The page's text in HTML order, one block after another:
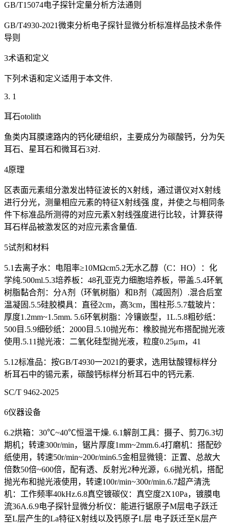
GB/T15074电子探针定量分析方法通则
GB/T4930-2021微束分析电子探针显微分析标准样品技术条件
导则
3术语和定义
下列术语和定义适用于本文件.
3. 1
耳石otolith
鱼类内耳膜速路内的钙化硬组织，主要成分为碳酸钙，分为矢
耳石、星耳石和微耳石3对.
4原理
区表面元素组分激发出特征波长的X射线，通过谱仪对X射线
进行分光，测量相应元素的特征X射线强 度，并使之与相同条
件下标准品所测得的对应元素X射线强度进行比较，计算获得
耳石样品被激发区的对应元素含量值.
5试剂和材料
5.1去离子水：电阻率≥10MΩcm5.2无水乙醇（C：HO）：化
学纯.500ml.5.3培养板：48孔亚克力细胞培养板，带盖.5.4环氧
树脂黏合剂：分A剂（环氧树脂）和B剂（减固剂）.混合后室
温凝固.5.5硅胶模具：直径2cm，高3cm，围柱形.5.7载玻片：
厚度1.2mm~1.5mm. 5.6环氧树脂：冷镶嵌型，1L.5.8粗砂纸：
500目.5.9细砂纸：2000目.5.10抛光布：橡胶抛光布搭配抛光液
使用.5.11抛光液：二氧化硅型抛光液，粒度0.25μm，41
5.12标准品：按GB/T4930一2021的要求，选用钛酸锂标样分
析耳石中的锡元素，碳酸钙标样分析耳石中的钙元素.
SC/T 9462-2025
6仪器设备
6.2烘箱：30℃~40℃恒温干燥. 6.1解剖工具：摄子、剪刀6.3切
期机；转速300r/min，锯片厚度1mm~2mm.6.4打磨机：搭配砂
纸使用，转速50r/min~200r/min6.5金相显微镜：正置、总故大
倍数50倍~600倍，配有透、反射光2种光源，6.6抛光机，搭配
抛光布和抛光液使用，转速100r/min~300r/min.6.7超产清洗
机：工作频率40kHz.6.8真空镀碳仪：真空度2X10Pa，镀膜电
流36A.6.9电子探针显微分析仪：能进行锯原子M层电子跃迁
至L层产生的La特征X射线以及钙原子L层 电子跃迁至K层产